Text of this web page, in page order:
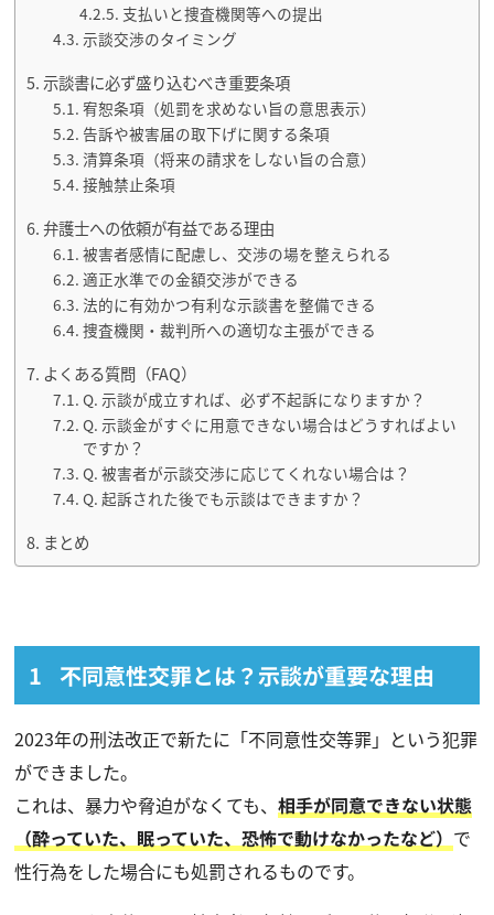
支払いと捜査機関等への提出
示談交渉のタイミング
示談書に必ず盛り込むべき重要条項
宥恕条項（処罰を求めない旨の意思表示）
告訴や被害届の取下げに関する条項
清算条項（将来の請求をしない旨の合意）
接触禁止条項
弁護士への依頼が有益である理由
被害者感情に配慮し、交渉の場を整えられる
適正水準での金額交渉ができる
法的に有効かつ有利な示談書を整備できる
捜査機関・裁判所への適切な主張ができる
よくある質問（FAQ）
Q. 示談が成立すれば、必ず不起訴になりますか？
Q. 示談金がすぐに用意できない場合はどうすればよい
ですか？
Q. 被害者が示談交渉に応じてくれない場合は？
Q. 起訴された後でも示談はできますか？
まとめ
不同意性交罪とは？示談が重要な理由
2023年の刑法改正で新たに「不同意性交等罪」という犯罪
ができました。
これは、暴力や脅迫がなくても、 相手が同意できない状態
（酔っていた、眠っていた、恐怖で動けなかったなど） で
性行為をした場合にも処罰されるものです。